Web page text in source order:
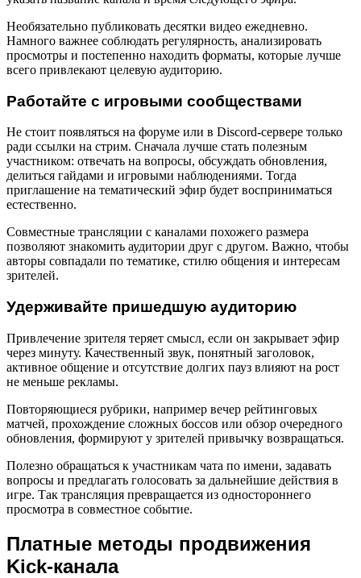
Необязательно публиковать десятки видео ежедневно.
Намного важнее соблюдать регулярность, анализировать
просмотры и постепенно находить форматы, которые лучше
всего привлекают целевую аудиторию.
Работайте с игровыми сообществами
Не стоит появляться на форуме или в Discord-сервере только
ради ссылки на стрим. Сначала лучше стать полезным
участником: отвечать на вопросы, обсуждать обновления,
делиться гайдами и игровыми наблюдениями. Тогда
приглашение на тематический эфир будет восприниматься
естественно.
Совместные трансляции с каналами похожего размера
позволяют знакомить аудитории друг с другом. Важно, чтобы
авторы совпадали по тематике, стилю общения и интересам
зрителей.
Удерживайте пришедшую аудиторию
Привлечение зрителя теряет смысл, если он закрывает эфир
через минуту. Качественный звук, понятный заголовок,
активное общение и отсутствие долгих пауз влияют на рост
не меньше рекламы.
Повторяющиеся рубрики, например вечер рейтинговых
матчей, прохождение сложных боссов или обзор очередного
обновления, формируют у зрителей привычку возвращаться.
Полезно обращаться к участникам чата по имени, задавать
вопросы и предлагать голосовать за дальнейшие действия в
игре. Так трансляция превращается из одностороннего
просмотра в совместное событие.
Платные методы продвижения
Kick-канала